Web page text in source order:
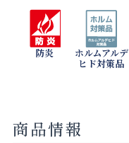
防炎 ホルムアルデ
ヒド対策品
商品情報